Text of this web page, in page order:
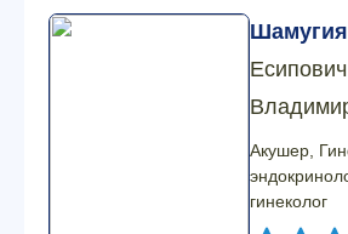
Шамугия
Акушер,
гинеколог